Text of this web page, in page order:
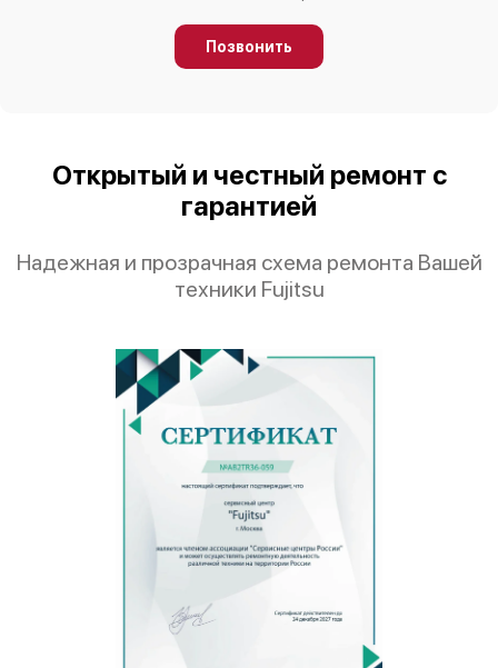
Позвонить
Открытый и честный ремонт с
гарантией
Надежная и прозрачная схема ремонта Вашей
техники Fujitsu